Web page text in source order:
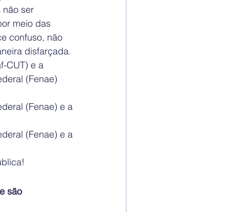
não ser
meio das
confuso, não
disfarçada.
CUT) e a
(Fenae)
(Fenae) e a
(Fenae) e a
são